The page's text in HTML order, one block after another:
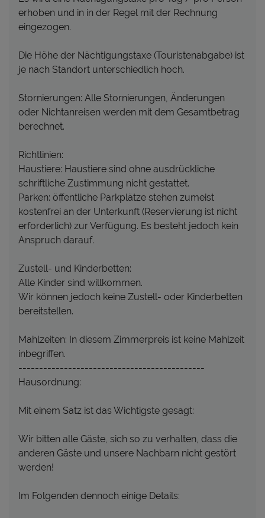
erhoben und in in der Regel mit der Rechnung
eingezogen.
Die Höhe der Nächtigungstaxe (Touristenabgabe) ist
je nach Standort unterschiedlich hoch.
Stornierungen: Alle Stornierungen, Änderungen
oder Nichtanreisen werden mit dem Gesamtbetrag
berechnet.
Richtlinien:
Haustiere: Haustiere sind ohne ausdrückliche
schriftliche Zustimmung nicht gestattet.
Parken: öffentliche Parkplätze stehen zumeist
kostenfrei an der Unterkunft (Reservierung ist nicht
erforderlich) zur Verfügung. Es besteht jedoch kein
Anspruch darauf.
Zustell- und Kinderbetten:
Alle Kinder sind willkommen.
Wir können jedoch keine Zustell- oder Kinderbetten
bereitstellen.
Mahlzeiten: In diesem Zimmerpreis ist keine Mahlzeit
inbegriffen.
---------------------------------------------
Hausordnung:
Mit einem Satz ist das Wichtigste gesagt:
Wir bitten alle Gäste, sich so zu verhalten, dass die
anderen Gäste und unsere Nachbarn nicht gestört
werden!
Im Folgenden dennoch einige Details: